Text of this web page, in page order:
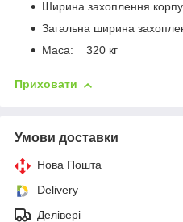
Ширина захоплення
Загальна ширина
Маса: 320 кг
Приховати
Умови доставки
Нова Пошта
Delivery
Делівері